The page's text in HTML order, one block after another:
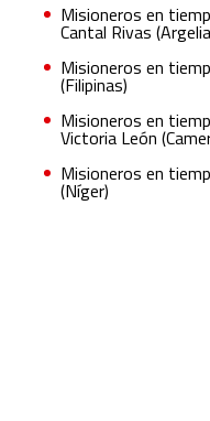
Misioneros en
Cantal Rivas
Misioneros en
(Filipinas)
Misioneros en
Victoria León
Misioneros en
(Níger)